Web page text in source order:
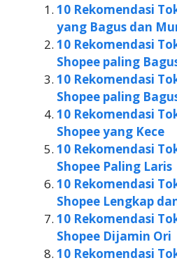
10 Rekomendasi
yang Bagus dan
10 Rekomendasi
Shopee paling
10 Rekomendasi
Shopee paling
10 Rekomendasi
Shopee yang Kece
10 Rekomendasi
Shopee Paling Laris
10 Rekomendasi
Shopee Lengkap
10 Rekomendasi
Shopee Dijamin Ori
10 Rekomendasi